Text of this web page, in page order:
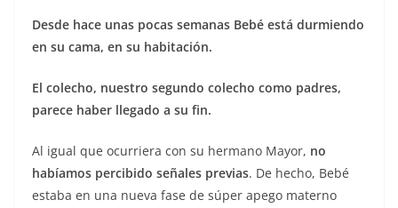
Desde hace unas pocas semanas Bebé está durmiendo
en su cama, en su habitación.
El colecho, nuestro segundo colecho como padres,
parece haber llegado a su fin.
Al igual que ocurriera con su hermano Mayor, no
habíamos percibido señales previas. De hecho, Bebé
estaba en una nueva fase de súper apego materno